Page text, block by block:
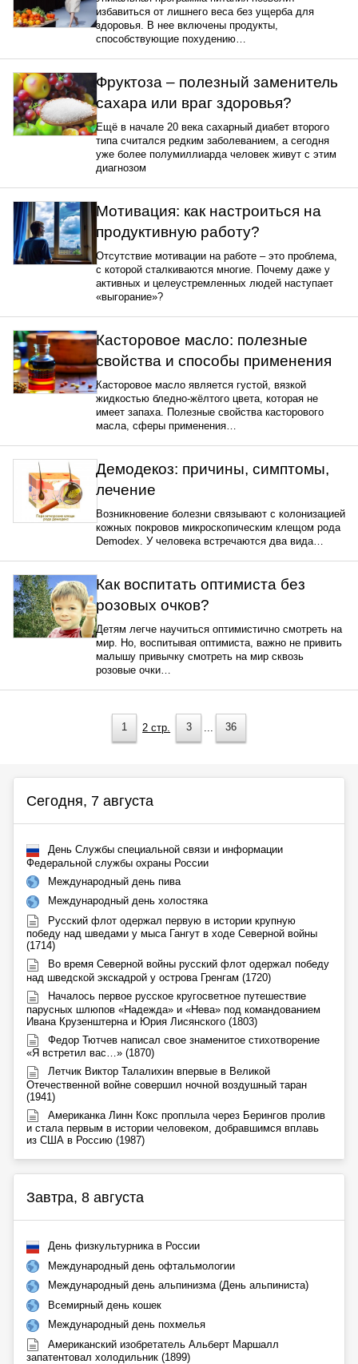
избавиться от лишнего веса без ущерба для
здоровья. В нее включены продукты,
способствующие похудению…
Фруктоза – полезный заменитель
сахара или враг здоровья?
Ещё в начале 20 века сахарный диабет второго
типа считался редким заболеванием, а сегодня
уже более полумиллиарда человек живут с этим
диагнозом
Мотивация: как настроиться на
продуктивную работу?
Отсутствие мотивации на работе – это проблема,
с которой сталкиваются многие. Почему даже у
активных и целеустремленных людей наступает
«выгорание»?
Касторовое масло: полезные
свойства и способы применения
Касторовое масло является густой, вязкой
жидкостью бледно-жёлтого цвета, которая не
имеет запаха. Полезные свойства касторового
масла, сферы применения…
Демодекоз: причины, симптомы,
лечение
Возникновение болезни связывают с колонизацией
кожных покровов микроскопическим клещом рода
Demodex. У человека встречаются два вида…
Как воспитать оптимиста без
розовых очков?
Детям легче научиться оптимистично смотреть на
мир. Но, воспитывая оптимиста, важно не привить
малышу привычку смотреть на мир сквозь
розовые очки…
1 2 стр. 3 36
Сегодня, 7 августа
День Службы специальной связи и информации
Федеральной службы охраны России
Международный день пива
Международный день холостяка
Русский флот одержал первую в истории крупную
победу над шведами у мыса Гангут в ходе Северной войны
(1714)
Во время Северной войны русский флот одержал победу
над шведской экскадрой у острова Гренгам (1720)
Началось первое русское кругосветное путешествие
парусных шлюпов «Надежда» и «Нева» под командованием
Ивана Крузенштерна и Юрия Лисянского (1803)
Федор Тютчев написал свое знаменитое стихотворение
«Я встретил вас…» (1870)
Летчик Виктор Талалихин впервые в Великой
Отечественной войне совершил ночной воздушный таран
(1941)
Американка Линн Кокс проплыла через Берингов пролив
и стала первым в истории человеком, добравшимся вплавь
из США в Россию (1987)
Завтра, 8 августа
День физкультурника в России
Международный день офтальмологии
Международный день альпинизма (День альпиниста)
Всемирный день кошек
Международный день похмелья
Американский изобретатель Альберт Маршалл
запатентовал холодильник (1899)